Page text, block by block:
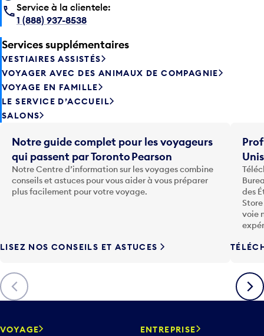
Service à la clientele:
1 (888) 937-8538
Services supplémentaires
VESTIAIRES ASSISTÉS
VOYAGER AVEC DES ANIMAUX DE COMPAGNIE
VOYAGE EN FAMILLE
LE SERVICE D’ACCUEIL
SALONS
Précédent
Notre guide complet pour les voyageurs
qui passent par Toronto Pearson
Notre Centre d’information sur les voyages combine
conseils et astuces pour vous aider à vous préparer
plus facilement pour votre voyage.
LISEZ NOS CONSEILS ET ASTUCES
des
voie
VOYAGE ENTREPRISE